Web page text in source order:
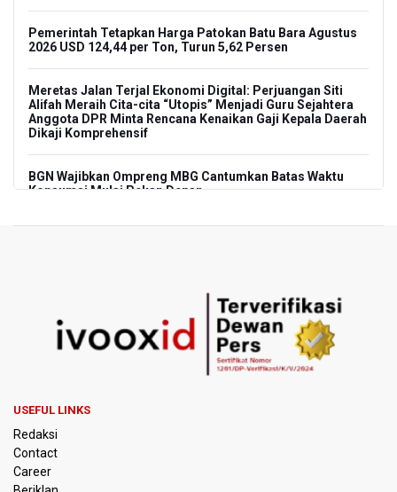
Pemerintah Tetapkan Harga Patokan Batu Bara Agustus
2026 USD 124,44 per Ton, Turun 5,62 Persen
Meretas Jalan Terjal Ekonomi Digital: Perjuangan Siti
Alifah Meraih Cita-cita “Utopis” Menjadi Guru Sejahtera
Anggota DPR Minta Rencana Kenaikan Gaji Kepala Daerah
Dikaji Komprehensif
BGN Wajibkan Ompreng MBG Cantumkan Batas Waktu
Konsumsi Mulai Pekan Depan
Flores Bersiap Gelar Festival Golo Koe 2026, Promosikan
Kemkomdigi Targetkan Reaktivasi IGRS Rampung 2026
Bencana Gempa Bumi dan Tsunami di Bali
Pemprov Jabar Sediakan Knalpot Standar Gratis di Pos
USEFUL LINKS
Redaksi
Contact
Career